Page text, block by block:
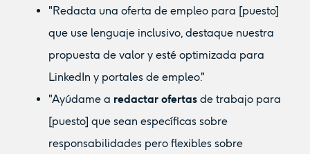
"Redacta una oferta de empleo para [puesto]
que use lenguaje inclusivo, destaque nuestra
propuesta de valor y esté optimizada para
LinkedIn y portales de empleo."
"Ayúdame a redactar ofertasde trabajo para
[puesto] que sean específicas sobre
responsabilidades pero flexibles sobre